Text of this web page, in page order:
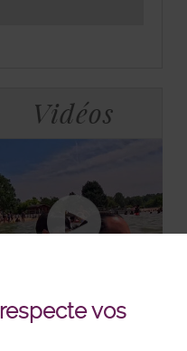
vos
Vidéos
+ DE VIDÉOS